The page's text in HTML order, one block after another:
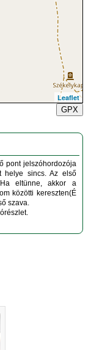
Leaflet
GPX
pont jelszóhordozója
helye sincs. Az első
eltünne, akkor a
közötti kereszten(É
szava.